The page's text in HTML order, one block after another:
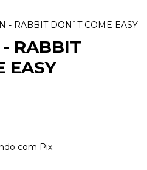
- RABBIT DON`T COME EASY
RABBIT
EASY
com Pix